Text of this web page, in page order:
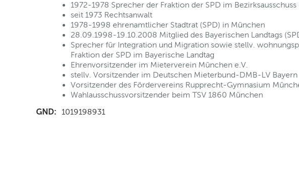
1972-1978 Sprecher der Fraktion der SPD im
seit 1973 Rechtsanwalt
1978-1998 ehrenamtlicher Stadtrat (SPD) in München
28.09.1998-19.10.2008 Mitglied des Bayerischen Landtags
Sprecher für Integration und Migration sowie stellv.
Fraktion der SPD im Bayerische Landtag
Ehrenvorsitzender im Mieterverein München e.V.
stellv. Vorsitzender im Deutschen Mieterbund-DMB-LV Bayern
Vorsitzender des Fördervereins Rupprecht-Gymnasium
Wahlausschussvorsitzender beim TSV 1860 München
GND: 1019198931